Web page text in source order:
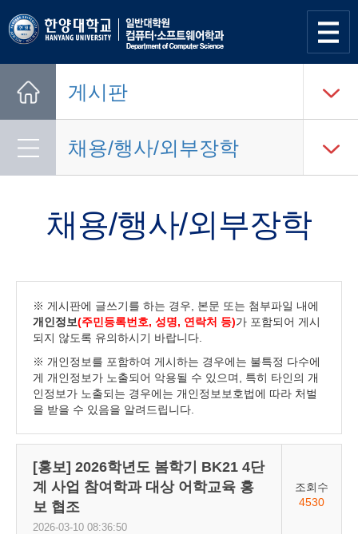
사이트
게시판
채용/행사/외부장학
채용/행사/외부장학
※ 게시판에 글쓰기를 하는 경우, 본문 또는 첨부파일 내에
개인정보(주민등록번호, 성명, 연락처 등)가 포함되어 게시
되지 않도록 유의하시기 바랍니다.
※ 개인정보를 포함하여 게시하는 경우에는 불특정 다수에
게 개인정보가 노출되어 악용될 수 있으며, 특히 타인의 개
인정보가 노출되는 경우에는 개인정보보호법에 따라 처벌
을 받을 수 있음을 알려드립니다.
[홍보] 2026학년도 봄학기 BK21 4단
계 사업 참여학과 대상 어학교육 홍
보 협조
2026-03-10 08:36:50
조회수
4530